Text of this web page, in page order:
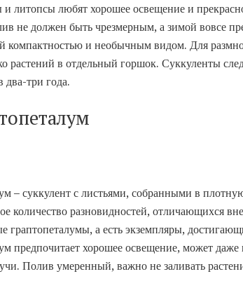
литопсы любят хорошее освещение и
не должен быть чрезмерным, а зимой вовсе
компактностью и необычным видом. Для
растений в отдельный горшок. Суккуленты
два-три года.
– суккулент с листьями, собранными в
количество разновидностей, отличающихся
граптопеталумы, а есть экземпляры,
предпочитает хорошее освещение, может
Полив умеренный, важно не заливать